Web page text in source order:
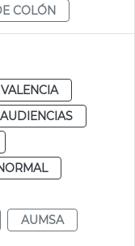
COLÓN
VALENCIA
AUMSA